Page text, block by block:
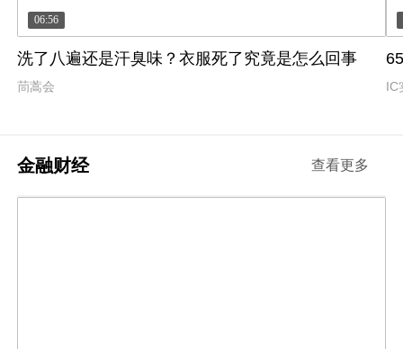
06:56
洗了八遍还是汗臭味？衣服死了究竟是怎么回事
茼蒿会 IC
金融财经 查看更多